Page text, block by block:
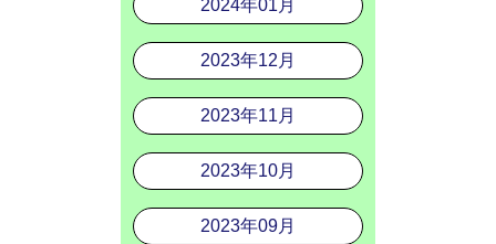
2024年01月
2023年12月
2023年11月
2023年10月
2023年09月